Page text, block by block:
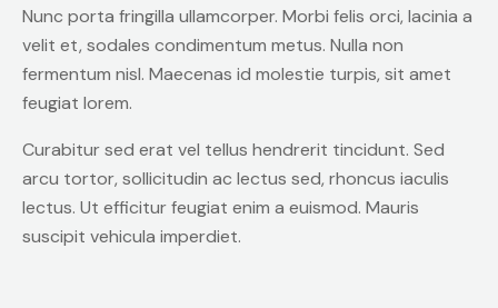
Nunc porta fringilla ullamcorper. Morbi felis orci, lacinia a
velit et, sodales condimentum metus. Nulla non
fermentum nisl. Maecenas id molestie turpis, sit amet
feugiat lorem.
Curabitur sed erat vel tellus hendrerit tincidunt. Sed
arcu tortor, sollicitudin ac lectus sed, rhoncus iaculis
lectus. Ut efficitur feugiat enim a euismod. Mauris
suscipit vehicula imperdiet.